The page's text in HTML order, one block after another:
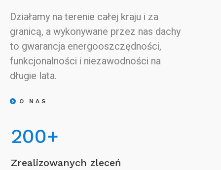
Działamy na terenie całej kraju i za
granicą, a wykonywane przez nas dachy
to gwarancja energooszczędności,
funkcjonalności i niezawodności na
długie lata.
O NAS
200+
Zrealizowanych zleceń